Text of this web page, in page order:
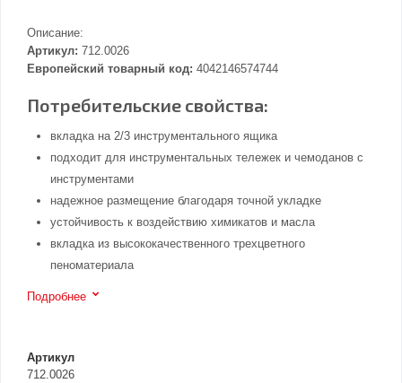
Описание:
Артикул: 712.0026
Европейский товарный код: 4042146574744
Потребительские свойства:
вкладка на 2/3 инструментального ящика
подходит для инструментальных тележек и чемоданов с
инструментами
надежное размещение благодаря точной укладке
устойчивость к воздействию химикатов и масла
вкладка из высококачественного трехцветного
пеноматериала
Подробнее
Артикул
712.0026